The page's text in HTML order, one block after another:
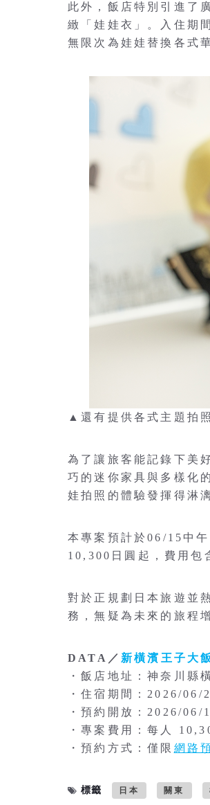
此外，飯店特別引進了
緻「娃娃衣」。入住期
無限次為娃娃替換各式
▲還有提供各式主題拍
為了讓旅客能記錄下美
巧的迷你家具與多樣化
娃拍照的體驗發揮得淋
本專案預計於06/15中
10,300日圓起，費用包
對於正規劃日本旅遊並
務，無疑為未來的旅程
DATA／ 新橫濱王子大
・飯店地址：神奈川縣
・住宿期間：2026/06/
・預約開放：2026/06/
・專案費用：每人
・預約方式：僅限 網路
標籤 日本 關東